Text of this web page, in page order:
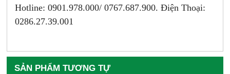
Hotline: 0901.978.000/ 0767.687.900. Điện Thoại:
0286.27.39.001
SẢN PHẨM TƯƠNG TỰ